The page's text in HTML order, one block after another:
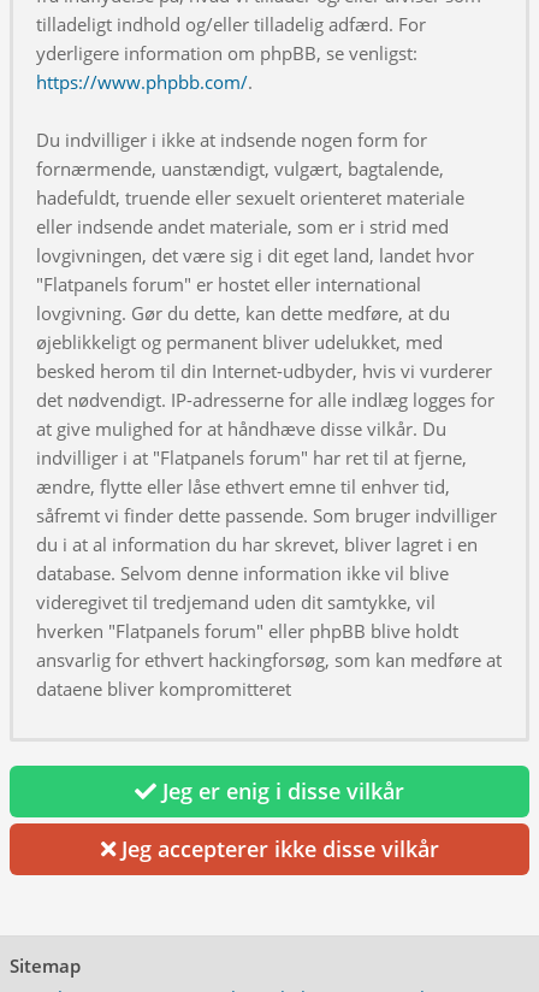
tilladeligt indhold og/eller tilladelig adfærd. For
yderligere information om phpBB, se venligst:
https://www.phpbb.com/.
Du indvilliger i ikke at indsende nogen form for
fornærmende, uanstændigt, vulgært, bagtalende,
hadefuldt, truende eller sexuelt orienteret materiale
eller indsende andet materiale, som er i strid med
lovgivningen, det være sig i dit eget land, landet hvor
"Flatpanels forum" er hostet eller international
lovgivning. Gør du dette, kan dette medføre, at du
øjeblikkeligt og permanent bliver udelukket, med
besked herom til din Internet-udbyder, hvis vi vurderer
det nødvendigt. IP-adresserne for alle indlæg logges for
at give mulighed for at håndhæve disse vilkår. Du
indvilliger i at "Flatpanels forum" har ret til at fjerne,
ændre, flytte eller låse ethvert emne til enhver tid,
såfremt vi finder dette passende. Som bruger indvilliger
du i at al information du har skrevet, bliver lagret i en
database. Selvom denne information ikke vil blive
videregivet til tredjemand uden dit samtykke, vil
hverken "Flatpanels forum" eller phpBB blive holdt
ansvarlig for ethvert hackingforsøg, som kan medføre at
dataene bliver kompromitteret
Jeg er enig i disse vilkår
Jeg accepterer ikke disse vilkår
Sitemap